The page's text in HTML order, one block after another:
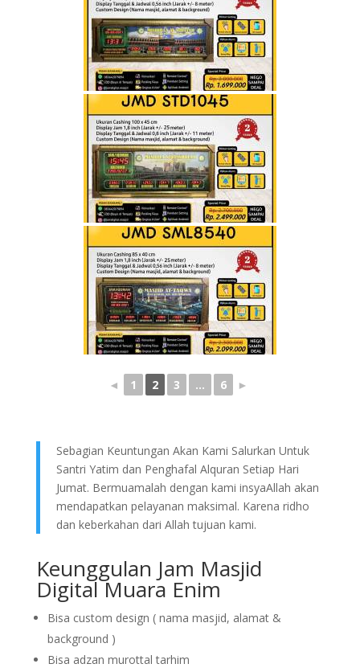
◄ 1 2 3 ... 6 ►
Sebagian Keuntungan Akan Kami Salurkan Untuk
Santri Yatim dan Penghafal Alquran Setiap Hari
Jumat. Bermuamalah dengan kami insyaAllah akan
mendapatkan pelayanan maksimal. Karena ridho
dan keberkahan dari Allah tujuan kami.
Keunggulan Jam Masjid
Digital Muara Enim
Bisa custom design ( nama masjid, alamat &
background )
Bisa adzan murottal tarhim